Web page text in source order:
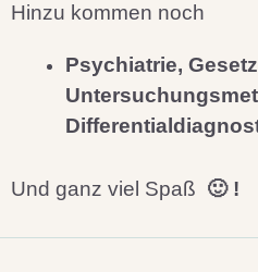
Hinzu kommen noch
Psychiatrie,
Und ganz viel Spaß 🙂 !